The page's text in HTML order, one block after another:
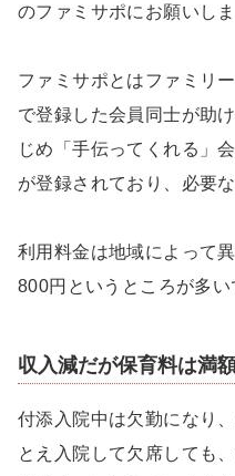
のファミサポにお願いしま
ファミサポとはファミリ
で登録した会員同士が助
じめ「手伝ってくれる」
が登録されており、必要
利用料金は地域によって
800円というところが多い
収入減だが保育料は満
付添入院中は欠勤になり
とえ入院して欠席しても